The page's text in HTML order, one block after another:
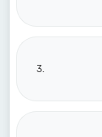
3.